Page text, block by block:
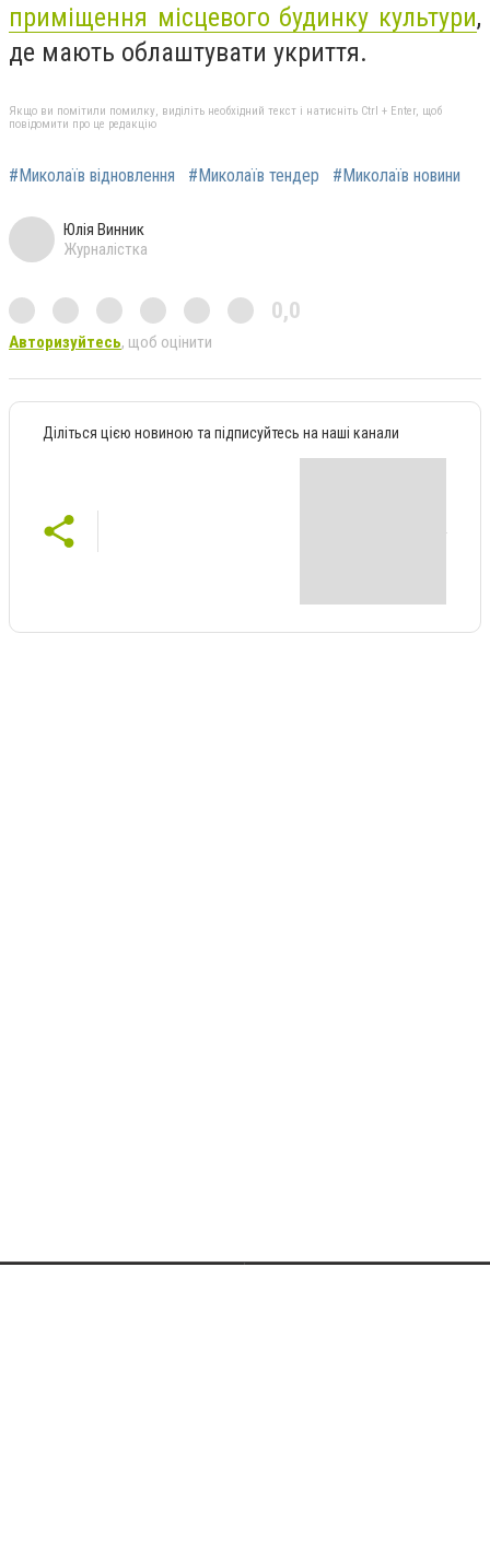
приміщення місцевого будинку культури,
де мають облаштувати укриття.
Якщо ви помітили помилку, виділіть необхідний текст і натисніть Ctrl + Enter, щоб
повідомити про це редакцію
#Миколаїв відновлення #Миколаїв тендер #Миколаїв новини
Юлія Винник
Журналістка
0,0
Авторизуйтесь, щоб оцінити
Діліться цією новиною та підписуйтесь на наші канали